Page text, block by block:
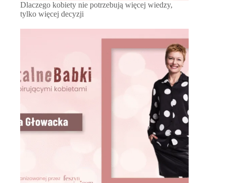
Dlaczego kobiety nie potrzebują więcej wiedzy,
tylko więcej decyzji